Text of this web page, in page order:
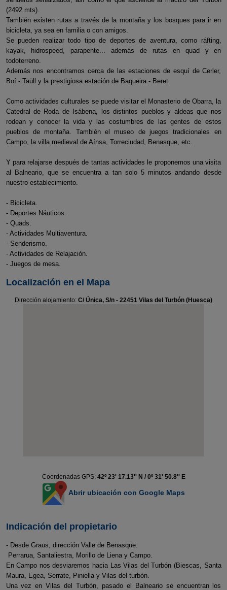
(2492 mts).
También existen rutas a través de la montaña y los bosques para ir en
bicicleta, ya sea en familia o con amigos.
Se pueden realizar todo tipo de deportes de aventura, como ráfting,
kayak, hidrospeed, parapente... además de rutas en quad y en
todoterreno.
Además nos encontramos cerca de las estaciones de esquí de Cerler,
Boí - Taüll y la prestigiosa estación de Baqueira - Beret.
Como actividades culturales se puede visitar el Monasterio de Obarra, la
Catedral de Roda de Isábena, los distintos pueblos y aldeas que nos
rodean y conocer la vida y las costumbres de las gentes de estos
pueblos de montaña. También el museo de juegos tradicionales en
Campo, la villa medieval de Aínsa, Torreciudad, Benasque, etc.
Y para relajarse después de tantas actividades le proponemos una visita
al Balneario, que se encuentra a tan solo 5 minutos andando desde
nuestro establecimiento.
- Bicicleta.
- Deportes Náuticos.
- Quads.
- Actividades Multiaventura.
- Senderismo.
- Actividades de Relajación.
- Juegos de mesa.
Localización en el Mapa
Dirección alojamiento: C/ Única, S/n - 22451 Vilas del Turbón (Huesca)
Coordenadas GPS: 42º 23' 17.13'' N / 0º 31' 50.8'' E
Abrir ubicación con Google Maps
Indicación del propietario
- Desde Graus, dirección Valle de Benasque:
Perrarua, Santaliestra, Morillo de Liena y Campo.
En Campo nos desviaremos hacia Las Vilas del Turbón (Biescas, Santa
Maura, Egea, Serrate, Piniella y Vilas del turbón.
Una vez en Vilas del Turbón, pasado el Balneario se encuentran los